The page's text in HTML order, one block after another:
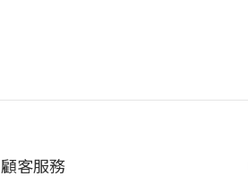
顧客服務